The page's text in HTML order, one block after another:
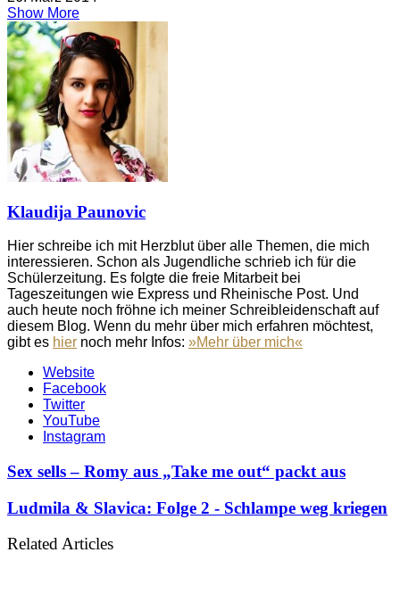
Show More
Klaudija Paunovic
Hier schreibe ich mit Herzblut über alle Themen, die mich
interessieren. Schon als Jugendliche schrieb ich für die
Schülerzeitung. Es folgte die freie Mitarbeit bei
Tageszeitungen wie Express und Rheinische Post. Und
auch heute noch fröhne ich meiner Schreibleidenschaft auf
diesem Blog. Wenn du mehr über mich erfahren möchtest,
gibt es hier noch mehr Infos: »Mehr über mich«
Website
Facebook
Twitter
YouTube
Instagram
Sex sells – Romy aus „Take me out“ packt aus
Ludmila & Slavica: Folge 2 - Schlampe weg kriegen
Related Articles